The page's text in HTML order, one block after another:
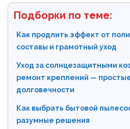
Подборки по теме:
Как продлить эффект от
составы и грамотный уход
Уход за солнцезащитными
ремонт креплений —
долговечности
Как выбрать бытовой
разумные решения